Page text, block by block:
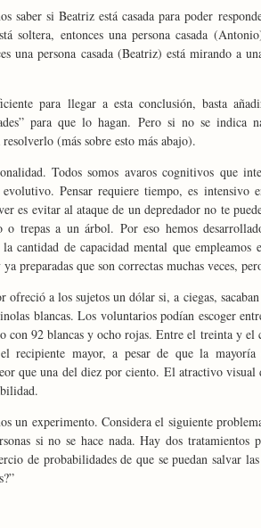
saber si Beatriz está casada para poder
soltera, entonces una persona casada
una persona casada (Beatriz) está mirando a
para llegar a esta conclusión, basta
para que lo hagan. Pero si no se indica
(más sobre esto más abajo).
Todos somos avaros cognitivos que
Pensar requiere tiempo, es intensivo
es evitar al ataque de un depredador no te
trepas a un árbol. Por eso hemos
cantidad de capacidad mental que empleamos
preparadas que son correctas muchas veces,
a los sujetos un dólar si, a ciegas,
blancas. Los voluntarios podían escoger
con 92 blancas y ocho rojas. Entre el treinta y el
recipiente mayor, a pesar de que la mayoría
que una del diez por ciento. El atractivo visual
un experimento. Considera el siguiente
si no se hace nada. Hay dos tratamientos
de probabilidades de que se puedan salvar